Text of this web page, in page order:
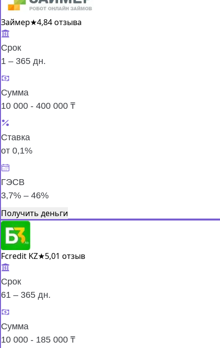
Займер★4,84 отзыва
Срок
1 – 365 дн.
Сумма
10 000 - 400 000 ₸
Ставка
от 0,1%
ГЭСВ
3,7% – 46%
Получить деньги
Fcredit KZ★5,01 отзыв
Срок
61 – 365 дн.
Сумма
10 000 - 185 000 ₸